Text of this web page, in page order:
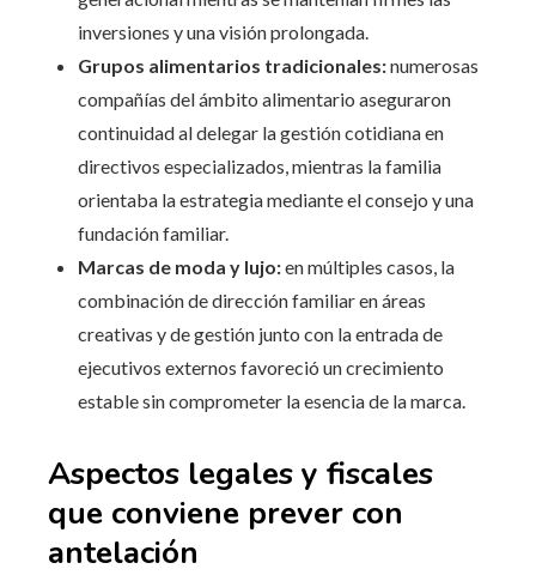
inversiones y una visión prolongada.
Grupos alimentarios tradicionales:numerosas
compañías del ámbito alimentario aseguraron
continuidad al delegar la gestión cotidiana en
directivos especializados, mientras la familia
orientaba la estrategia mediante el consejo y una
fundación familiar.
Marcas de moda y lujo:en múltiples casos, la
combinación de dirección familiar en áreas
creativas y de gestión junto con la entrada de
ejecutivos externos favoreció un crecimiento
estable sin comprometer la esencia de la marca.
Aspectos legales y fiscales
que conviene prever con
antelación